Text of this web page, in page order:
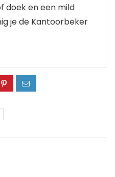
doek en een mild
je de Kantoorbeker